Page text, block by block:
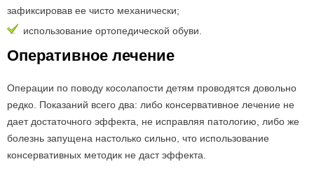
зафиксировав ее чисто механически;
использование ортопедической обуви.
Оперативное лечение
Операции по поводу косолапости детям проводятся довольно
редко. Показаний всего два: либо консервативное лечение не
дает достаточного эффекта, не исправляя патологию, либо же
болезнь запущена настолько сильно, что использование
консервативных методик не даст эффекта.